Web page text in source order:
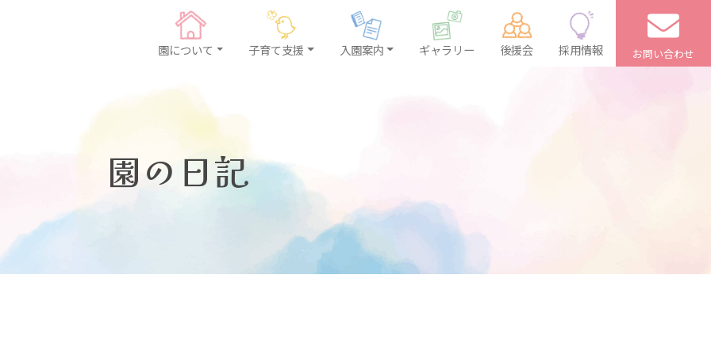
園について 子育て支援 入園案内 ギャラリー 後援会 採用情報 お問い合わせ
園の日記